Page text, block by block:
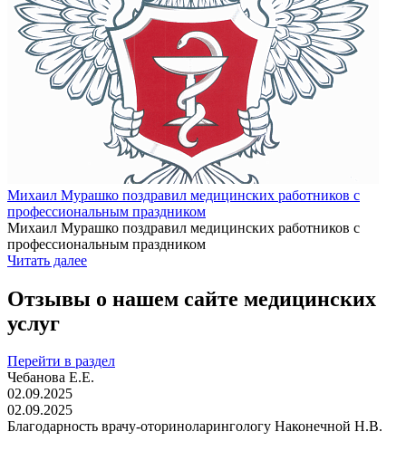
Михаил Мурашко поздравил медицинских работников с
профессиональным праздником
Михаил Мурашко поздравил медицинских работников с
профессиональным праздником
Читать далее
Отзывы о нашем сайте медицинских
услуг
Перейти в раздел
Чебанова Е.Е.
02.09.2025
02.09.2025
Благодарность врачу-оториноларингологу Наконечной Н.В.